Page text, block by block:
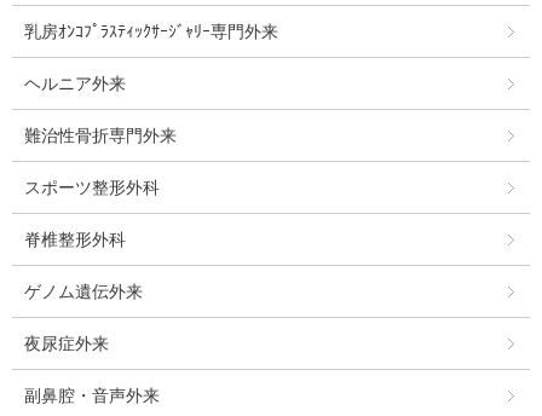
乳房ｵﾝｺﾌﾟﾗｽﾃｨｯｸｻｰｼﾞｬﾘｰ専門外来
ヘルニア外来
難治性骨折専門外来
スポーツ整形外科
脊椎整形外科
ゲノム遺伝外来
夜尿症外来
副鼻腔・音声外来